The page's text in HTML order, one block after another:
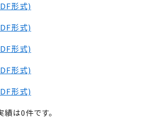
形式)
形式)
形式)
形式)
形式)
は0件です。